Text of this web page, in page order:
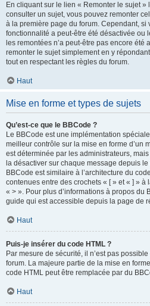
En cliquant sur le lien « Remonter le sujet »
consulter un sujet, vous pouvez remonter
à la première page du forum. Cependant, si
fonctionnalité a peut-être été désactivée ou
les remontées n’a peut-être pas encore été
remonter le sujet simplement en y
tout en respectant les règles du forum.
Haut
Mise en forme et types de sujets
Qu’est-ce que le BBCode ?
Le BBCode est une implémentation
meilleur contrôle sur la mise en forme d’un
est déterminée par les administrateurs,
la désactiver sur chaque message depuis
BBCode est similaire à l’architecture du
contenues entre des crochets « [ » et « ] » à
« > ». Pour plus d’informations à propos du
guide qui est accessible depuis la page de
Haut
Puis-je insérer du code HTML ?
Par mesure de sécurité, il n’est pas
forum. La majeure partie de la mise en
code HTML peut être remplacée par du
Haut